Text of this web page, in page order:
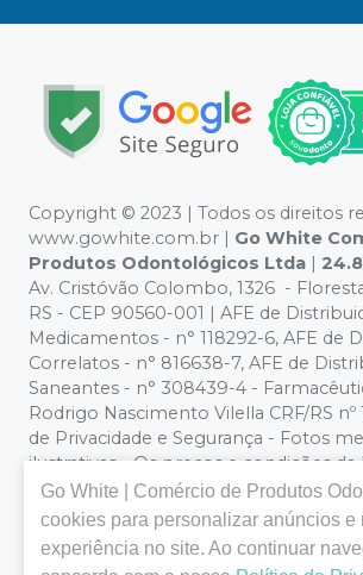
Copyright ©️ 2023 | Todos os direitos
www.gowhite.com.br | Go White
Produtos Odontológicos Ltda |
Av. Cristóvão Colombo, 1326 -
RS - CEP 90560-001 | AFE de
Medicamentos - n° 118292-6, AFE de
Correlatos - n° 816638-7, AFE de
Saneantes - n° 308439-4 -
Rodrigo Nascimento Vilella CRF/RS
de Privacidade e Segurança - Fotos
ilustrativas - Os preços e condições da
sujeitos a alterações. Em caso de
no site, o valor válido é o do Carrinho
vendemos por atacado, logo nos
de não atender compras de grandes
Go White | Comércio de Produtos
cookies para personalizar anúncios e
experiência no site. Ao continuar